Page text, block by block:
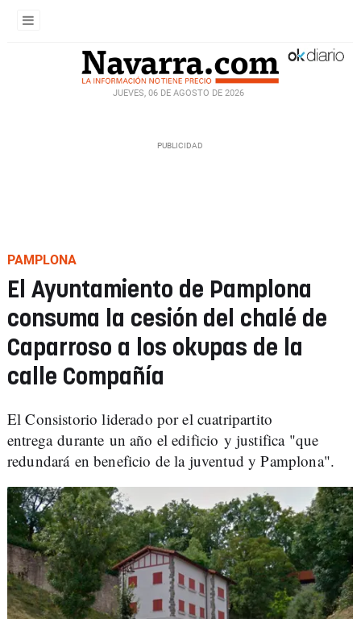
JUEVES, 06 DE AGOSTO DE 2026
PAMPLONA
El Ayuntamiento de Pamplona
consuma la cesión del chalé de
Caparroso a los okupas de la
calle Compañía
El Consistorio liderado por el cuatripartito
entrega durante un año el edificio y justifica "que
redundará en beneficio de la juventud y Pamplona".